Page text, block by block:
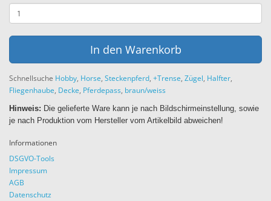
In den Warenkorb
Schnellsuche Hobby, Horse, Steckenpferd, +Trense, Zügel, Halfter,
Fliegenhaube, Decke, Pferdepass, braun/weiss
Hinweis: Die gelieferte Ware kann je nach Bildschirmeinstellung, sowie
je nach Produktion vom Hersteller vom Artikelbild abweichen!
Informationen
DSGVO-Tools
Impressum
AGB
Datenschutz